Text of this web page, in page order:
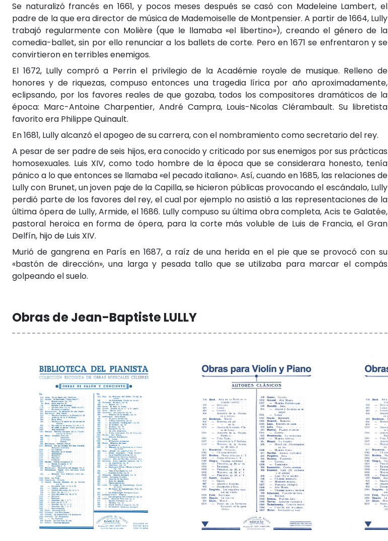
Se naturalizó francés en 1661, y pocos meses después se casó con Madeleine Lambert, el
padre de la que era director de música de Mademoiselle de Montpensier. A partir de 1664, Lully
trabajó regularmente con Molière (que le llamaba «el libertino»), creando el género de la
comedia-ballet, sin por ello renunciar a los ballets de corte. Pero en 1671 se enfrentaron y se
convirtieron en terribles enemigos.
El 1672, Lully compró a Perrin el privilegio de la Académie royale de musique. Relleno de
honores y de riquezas, compuso entonces una tragedia lírica por año aproximadamente,
eclipsando, por los favores reales de que gozaba, todos los compositores dramáticos de la
época: Marc-Antoine Charpentier, André Campra, Louis-Nicolas Clérambault. Su libretista
favorito era Philippe Quinault.
En 1681, Lully alcanzó el apogeo de su carrera, con el nombramiento como secretario del rey.
A pesar de ser padre de seis hijos, era conocido y criticado por sus enemigos por sus prácticas
homosexuales. Luis XIV, como todo hombre de la época que se considerara honesto, tenía
pánico a lo que entonces se llamaba «el pecado italiano». Así, cuando en 1685, las relaciones de
Lully con Brunet, un joven paje de la Capilla, se hicieron públicas provocando el escándalo, Lully
perdió parte de los favores del rey, el cual por ejemplo no asistió a las representaciones de la
última ópera de Lully, Armide, el 1686. Lully compuso su última obra completa, Acis te Galatée,
pastoral heroica en forma de ópera, para la corte más voluble de Luis de Francia, el Gran
Delfín, hijo de Luis XIV.
Murió de gangrena en París en 1687, a raíz de una herida en el pie que se provocó con su
«bastón de dirección», una larga y pesada tallo que se utilizaba para marcar el compás
golpeando el suelo.
Obras de Jean-Baptiste LULLY